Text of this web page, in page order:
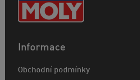
Informace
Obchodní podmínky